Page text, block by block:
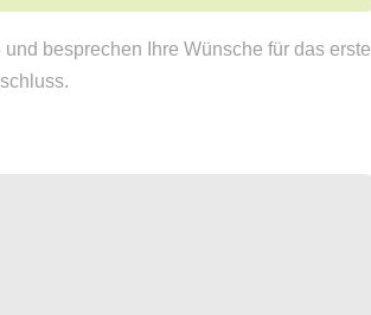
besprechen Ihre Wünsche für das erste